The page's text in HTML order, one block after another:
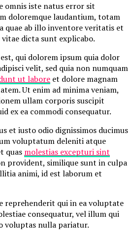
omnis iste natus error sit
doloremque laudantium, totam
quae ab illo inventore veritatis et
dicta sunt explicabo.
qui dolorem ipsum quia dolor
velit, sed quia non numquam
ut labore et dolore magnam
Ut enim ad minima veniam,
ullam corporis suscipit
ex ea commodi consequatur.
et iusto odio dignissimos ducimus
voluptatum deleniti atque
quas molestias excepturi sint
provident, similique sunt in culpa
animi, id est laborum et
reprehenderit qui in ea voluptate
consequatur, vel illum qui
voluptas nulla pariatur.